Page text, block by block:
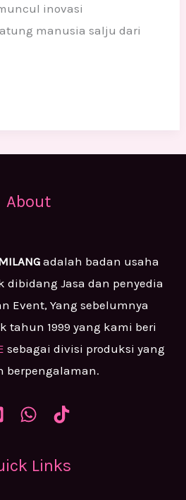
inovasi
manusia salju dari
About
adalah badan usaha
dibidang Jasa dan penyedia
Event, Yang sebelumnya
tahun 1999 yang kami beri
sebagai divisi produksi yang
berpengalaman.
Links